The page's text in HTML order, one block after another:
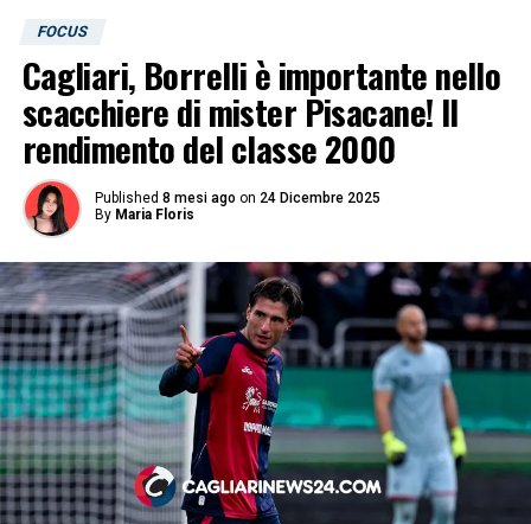
FOCUS
Cagliari, Borrelli è importante nello
scacchiere di mister Pisacane! Il
rendimento del classe 2000
Published 8 mesi ago on 24 Dicembre 2025
By Maria Floris